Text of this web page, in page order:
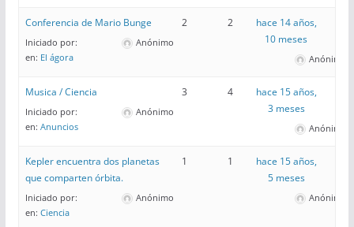
Conferencia de Mario Bunge
Iniciado por:
Anónimo
en: El ágora
2 2
hace 14 años,
10 meses
Anónimo
Musica / Ciencia
Iniciado por:
Anónimo
en: Anuncios
3 4
hace 15 años,
3 meses
Anónimo
Kepler encuentra dos planetas
que comparten órbita.
Iniciado por:
Anónimo
en: Ciencia
1 1
hace 15 años,
5 meses
Anónimo